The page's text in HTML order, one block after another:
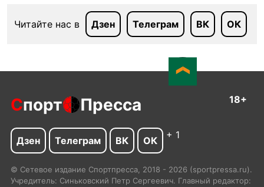
Читайте нас в Дзен Телеграм ВК ОК
Спорт Пресса 18+
Дзен Телеграм ВК ОК + 1
© Сетевое издание Спортпресса, 2018 - 2026 (sportpressa.ru).
Учредитель: Синьковский Петр Сергеевич. Главный редактор: